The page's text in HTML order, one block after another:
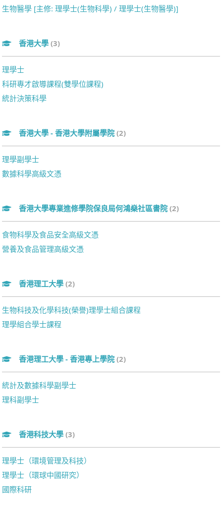
生物醫學 [主修: 理學士(生物科學) / 理學士(生物醫學)]
香港大學 (3)
理學士
科研專才啟導課程(雙學位課程)
統計決策科學
香港大學 - 香港大學附屬學院 (2)
理學副學士
數據科學高級文憑
香港大學專業進修學院保良局何鴻燊社區書院 (2)
食物科學及食品安全高級文憑
營養及食品管理高級文憑
香港理工大學 (2)
生物科技及化學科技(榮譽)理學士組合課程
理學組合學士課程
香港理工大學 - 香港專上學院 (2)
統計及數據科學副學士
理科副學士
香港科技大學 (3)
理學士（環境管理及科技）
理學士（環球中國研究）
國際科研